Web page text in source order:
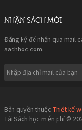
NHẬN SÁCH MỚI
Đăng ký để nhận qua mail
sachhoc.com.
Bản quyền thuộc Thiết kế
Tải Sách học miễn phí ©